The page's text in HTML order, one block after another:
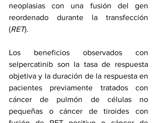
neoplasias con una fusión del gen
reordenado durante la transfección
(RET).
Los beneficios observados con
selpercatinib son la tasa de respuesta
objetiva y la duración de la respuesta en
pacientes previamente tratados con
cáncer de pulmón de células no
pequeñas o cáncer de tiroides con